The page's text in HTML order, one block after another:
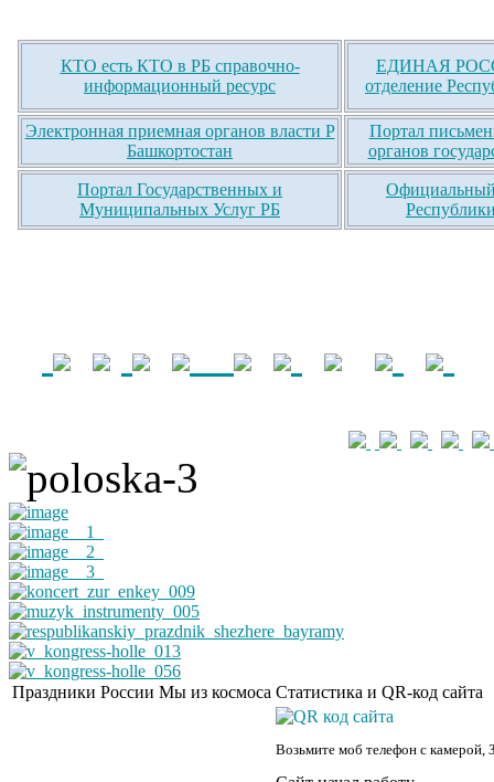
КТО есть КТО в РБ справочно-
информационный ресурс
ЕДИНАЯ
отделение
Электронная приемная органов власти Р
Башкортостан
Портал
органов
Портал Государственных и
Муниципальных Услуг РБ
Официальный
Праздники России Мы из космоса Статистика и QR-код сайта
Возьмите моб телефон с камерой,